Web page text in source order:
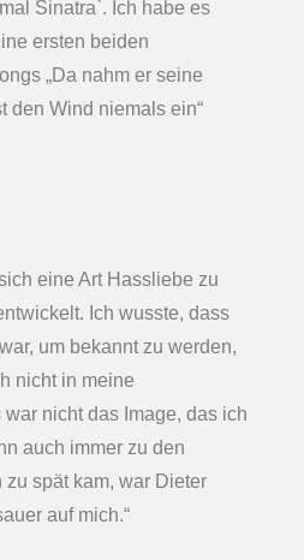
Sinatra`. Ich habe es
ersten beiden
„Da nahm er seine
den Wind niemals ein“
eine Art Hassliebe zu
Ich wusste, dass
um bekannt zu werden,
nicht in meine
nicht das Image, das ich
auch immer zu den
zu spät kam, war Dieter
auf mich.“